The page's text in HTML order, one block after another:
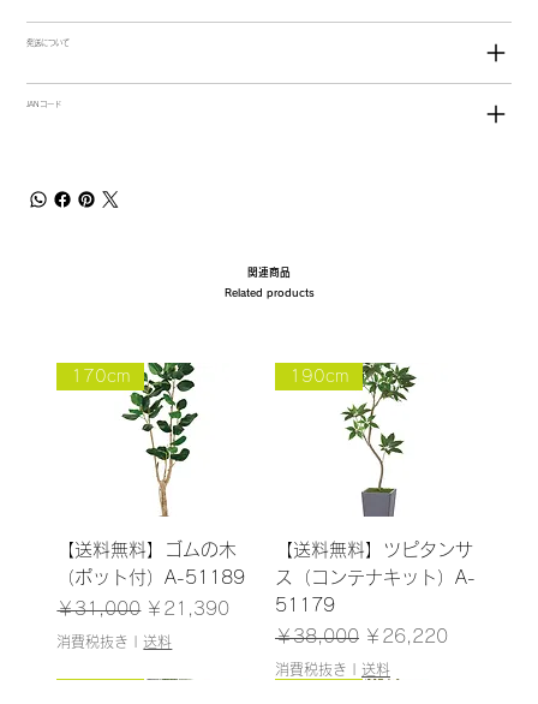
発送について
JANコード
関連商品
Related products
170cm
【送料無料】ゴムの木
（ポット付）A-51189
通常価格
￥31,000 セール価格
￥21,390
消費税抜き 送料
190cm
【送料無料】ツピタンサ
ス（コンテナキット）A-
51179
通常価格
￥38,000 セール価格
￥26,220
消費税抜き 送料